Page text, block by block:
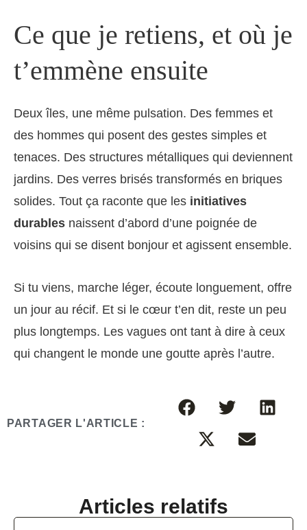
Ce que je retiens, et où je
t’emmène ensuite
Deux îles, une même pulsation. Des femmes et
des hommes qui posent des gestes simples et
tenaces. Des structures métalliques qui deviennent
jardins. Des verres brisés transformés en briques
solides. Tout ça raconte que les initiatives
durables naissent d’abord d’une poignée de
voisins qui se disent bonjour et agissent ensemble.
Si tu viens, marche léger, écoute longuement, offre
un jour au récif. Et si le cœur t’en dit, reste un peu
plus longtemps. Les vagues ont tant à dire à ceux
qui changent le monde une goutte après l’autre.
PARTAGER L'ARTICLE :
Articles relatifs